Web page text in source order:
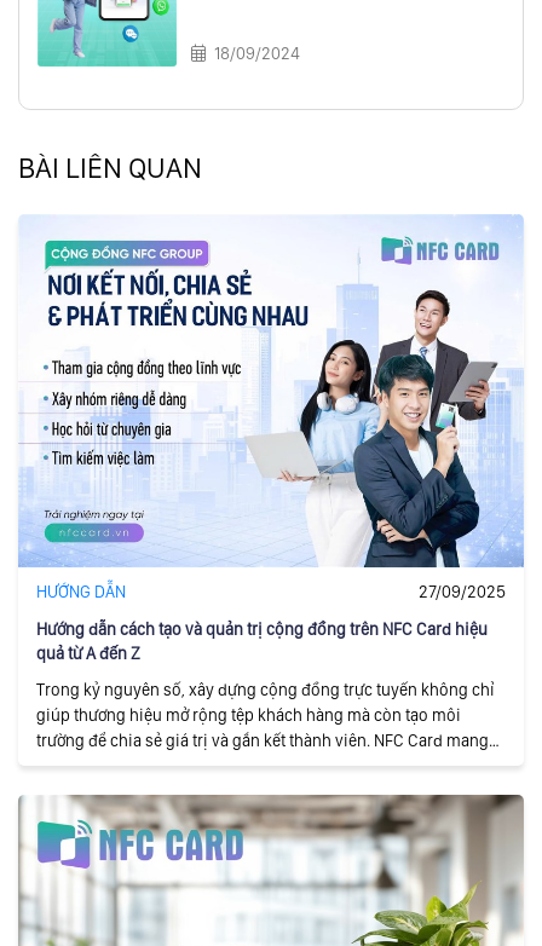
18/09/2024
BÀI LIÊN QUAN
HƯỚNG DẪN
27/09/2025
Hướng dẫn cách tạo và quản trị cộng đồng trên NFC Card hiệu
quả từ A đến Z
Trong kỷ nguyên số, xây dựng cộng đồng trực tuyến không chỉ
giúp thương hiệu mở rộng tệp khách hàng mà còn tạo môi
trường để chia sẻ giá trị và gắn kết thành viên. NFC Card mang
đến giải pháp toàn diện, cho phép cá nhân và doanh nghiệp dễ
dàng tạo, quản trị và phát triển cộng đồng trực tuyến một cách
hiệu quả và chuyên nghiệp.